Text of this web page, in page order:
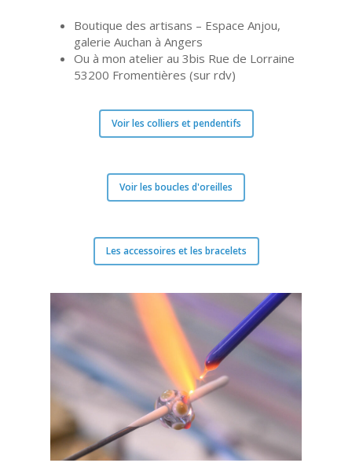
Boutique des artisans – Espace Anjou,
galerie Auchan à Angers
Ou à mon atelier au 3bis Rue de Lorraine
53200 Fromentières (sur rdv)
Voir les colliers et pendentifs
Voir les boucles d'oreilles
Les accessoires et les bracelets